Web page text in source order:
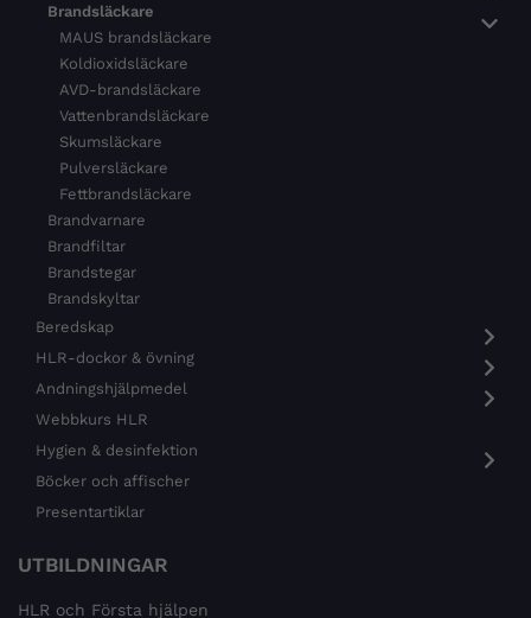
Brandsläckare
MAUS brandsläckare
Koldioxidsläckare
AVD-brandsläckare
Vattenbrandsläckare
Skumsläckare
Pulversläckare
Fettbrandsläckare
Brandvarnare
Brandfiltar
Brandstegar
Brandskyltar
Beredskap
HLR-dockor & övning
Andningshjälpmedel
Webbkurs HLR
Hygien & desinfektion
Böcker och affischer
Presentartiklar
UTBILDNINGAR
HLR och Första hjälpen